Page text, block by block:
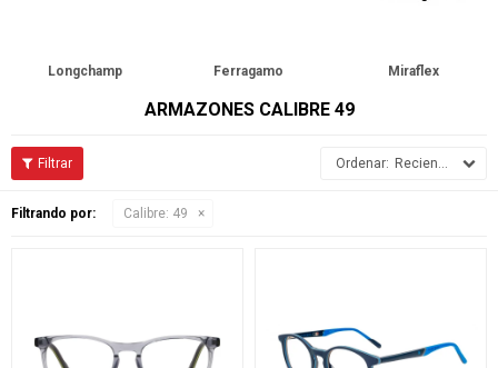
Longchamp Ferragamo Miraflex
ARMAZONES CALIBRE 49
Recientes
Filtrando por: Calibre: 49